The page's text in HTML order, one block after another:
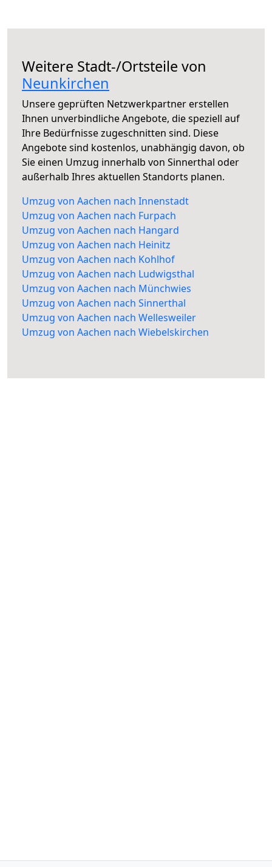
Weitere Stadt-/Ortsteile von
Neunkirchen
Unsere geprüften Netzwerkpartner erstellen
Ihnen unverbindliche Angebote, die speziell auf
Ihre Bedürfnisse zugeschnitten sind. Diese
Angebote sind kostenlos, unabhängig davon, ob
Sie einen Umzug innerhalb von Sinnerthal oder
außerhalb Ihres aktuellen Standorts planen.
Umzug von Aachen nach Innenstadt
Umzug von Aachen nach Furpach
Umzug von Aachen nach Hangard
Umzug von Aachen nach Heinitz
Umzug von Aachen nach Kohlhof
Umzug von Aachen nach Ludwigsthal
Umzug von Aachen nach Münchwies
Umzug von Aachen nach Sinnerthal
Umzug von Aachen nach Wellesweiler
Umzug von Aachen nach Wiebelskirchen